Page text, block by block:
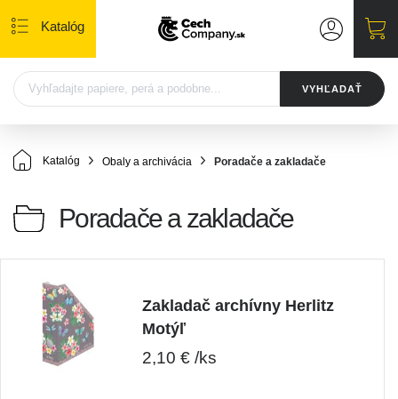
Katalóg
VYHĽADAŤ
Katalóg Obaly a archivácia Poradače a zakladače
Poradače a zakladače
Zakladač archívny Herlitz
Motýľ
2,10 € /ks